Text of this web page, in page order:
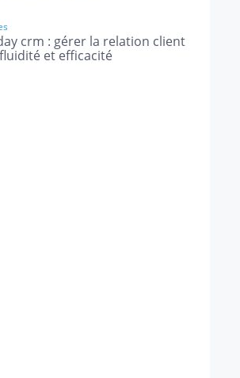
crm : gérer la relation client
et efficacité